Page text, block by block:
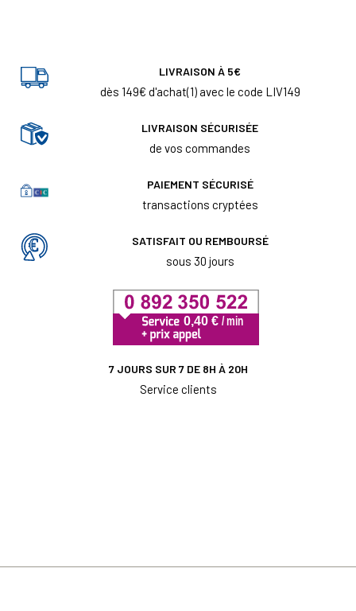
LIVRAISON À 5€
dès 149€ d'achat(1) avec le code LIV149
LIVRAISON SÉCURISÉE
de vos commandes
PAIEMENT SÉCURISÉ
transactions cryptées
SATISFAIT OU REMBOURSÉ
sous 30 jours
7 JOURS SUR 7 DE 8H À 20H
Service clients